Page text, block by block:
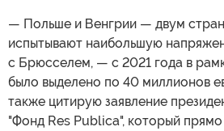
— Польше и Венгрии — двум
испытывают наибольшую
с Брюсселем, — с 2021 года в
было выделено по 40 миллионов
также цитирую заявление
"Фонд Res Publica", который прямо